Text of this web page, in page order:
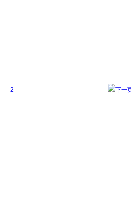
2